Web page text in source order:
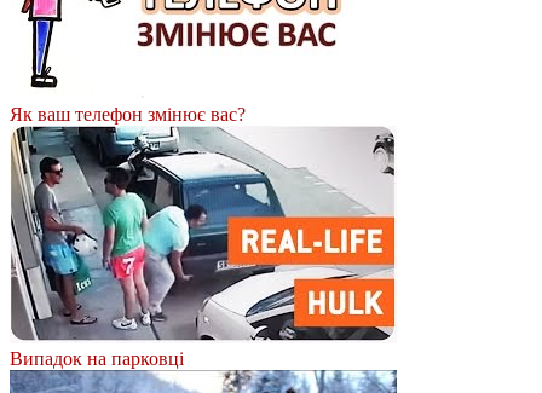
Як ваш телефон змінює вас?
Випадок на парковці